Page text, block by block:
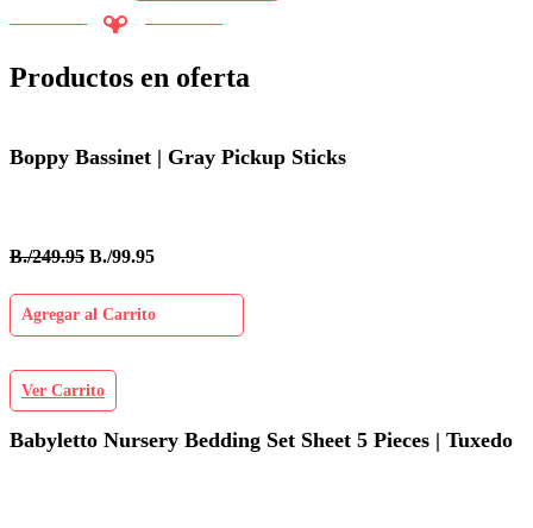
Productos en oferta
Boppy Bassinet | Gray Pickup Sticks
B./249.95 B./99.95
Agregar al Carrito
Ver Carrito
Babyletto Nursery Bedding Set Sheet 5 Pieces | Tuxedo